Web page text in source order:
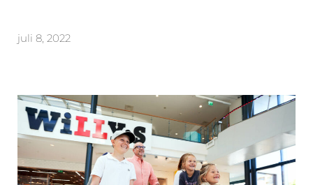
juli 8, 2022